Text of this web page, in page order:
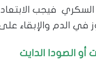
السكري فيجب
في الدم والإبقاء
أو الصودا الدايت